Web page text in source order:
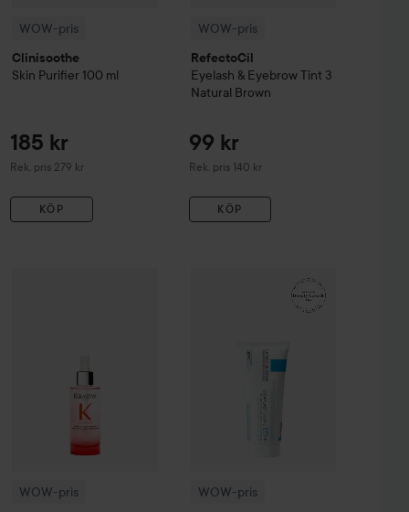
WOW-pris
Clinisoothe
Skin Purifier 100 ml
185 kr
Rek. pris 279 kr
Rekommenderat pris 279 kr
KÖP
WOW-pris
RefectoCil
Eyelash & Eyebrow Tint 3
Natural Brown
99 kr
Rek. pris 140 kr
Rekommenderat pris 140 kr
KÖP
Rekommenderat pris 259 kr
WOW-pris
Serum Anti-Chute Fortifiant
WOW-pris
La Roche-Posay